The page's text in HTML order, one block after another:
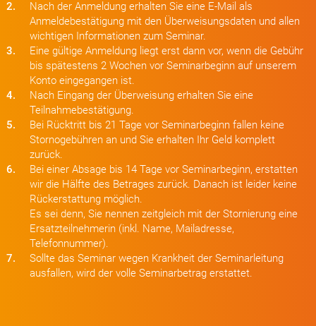
2.
Nach der Anmeldung erhalten Sie eine E-Mail als
Anmeldebestätigung mit den Überweisungsdaten und allen
wichtigen Informationen zum Seminar.
3.
Eine gültige Anmeldung liegt erst dann vor, wenn die Gebühr
bis spätestens 2 Wochen vor Seminarbeginn auf unserem
Konto eingegangen ist.
4.
Nach Eingang der Überweisung erhalten Sie eine
Teilnahmebestätigung.
5.
Bei Rücktritt bis 21 Tage vor Seminarbeginn fallen keine
Stornogebühren an und Sie erhalten Ihr Geld komplett
zurück.
6.
Bei einer Absage bis 14 Tage vor Seminarbeginn, erstatten
wir die Hälfte des Betrages zurück. Danach ist leider keine
Rückerstattung möglich.
Es sei denn, Sie nennen zeitgleich mit der Stornierung eine
Ersatzteilnehmerin (inkl. Name, Mailadresse,
Telefonnummer).
7.
Sollte das Seminar wegen Krankheit der Seminarleitung
ausfallen, wird der volle Seminarbetrag erstattet.